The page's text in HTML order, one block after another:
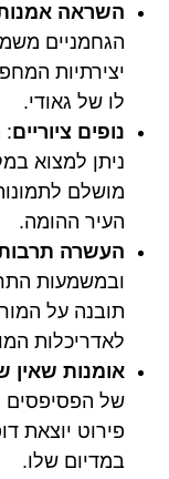
השראה
הגחמניים
יצירתיות
לו של גאודי.
נופים ציוריים:
ניתן למצוא
מושלם
העיר ההומה.
העשרה
ובמשמעות
תובנה על
לאדריכלות
אומנות שאין
של הפסיפסים
פירוט יוצאת
במדיום שלו.